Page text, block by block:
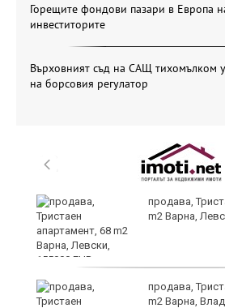
Горещите фондови пазари в Европа
инвеститорите
Върховният съд на САЩ тихомълком
на борсовия регулатор
продава,
m2 Варна,
продава,
m2 Варна,